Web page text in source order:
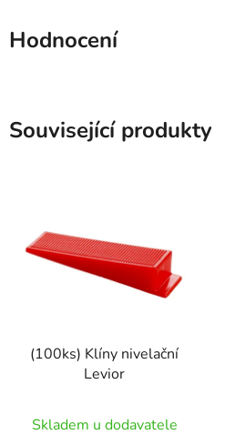
Hodnocení
Související produkty
(100ks) Klíny nivelační
Levior
Skladem u dodavatele